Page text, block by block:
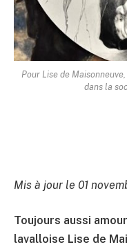
Pour Lise de
dans la
Mis à jour le 01
Toujours aussi
lavalloise Lise de